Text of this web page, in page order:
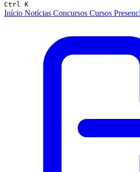
Ctrl K
Início Notícias Concursos Cursos